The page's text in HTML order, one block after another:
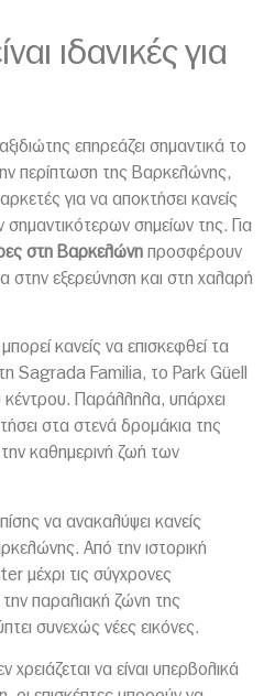
ιδανικές για
επηρεάζει σημαντικά το
περίπτωση της Βαρκελώνης,
για να αποκτήσει κανείς
σημείων της. Για
στη Βαρκελώνη προσφέρουν
στην εξερεύνηση και στη χαλαρή
κανείς να επισκεφθεί τα
Sagrada Familia, το Park Güell
κέντρου. Παράλληλα, υπάρχει
στα στενά δρομάκια της
καθημερινή ζωή των
να ανακαλύψει κανείς
Από την ιστορική
μέχρι τις σύγχρονες
παραλιακή ζώνη της
συνεχώς νέες εικόνες.
να είναι υπερβολικά